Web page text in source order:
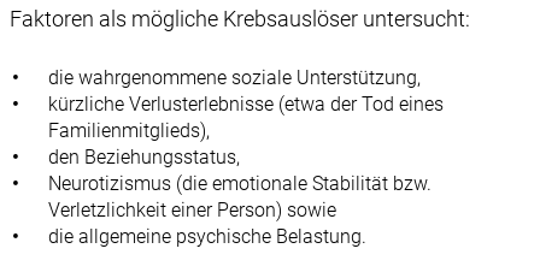
Faktoren als mögliche Krebsauslöser untersucht:
die wahrgenommene soziale Unterstützung,
kürzliche Verlusterlebnisse (etwa der Tod eines
Familienmitglieds),
den Beziehungsstatus,
Neurotizismus (die emotionale Stabilität bzw.
Verletzlichkeit einer Person) sowie
die allgemeine psychische Belastung.